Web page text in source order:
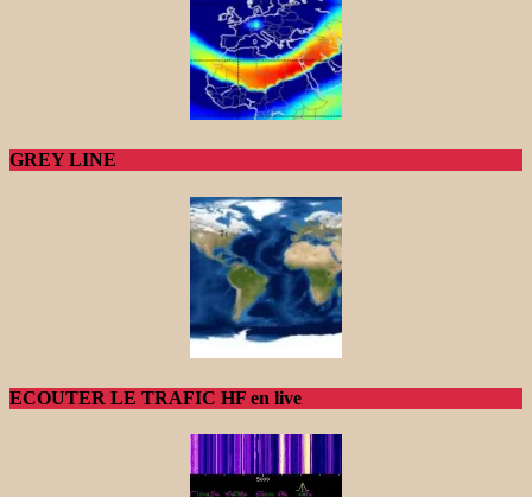
GREY LINE
ECOUTER LE TRAFIC HF en live